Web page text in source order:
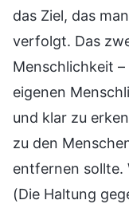
das Ziel, das
verfolgt. Das
Menschlichkeit
eigenen
und klar zu
zu den
entfernen sollte.
(Die Haltung